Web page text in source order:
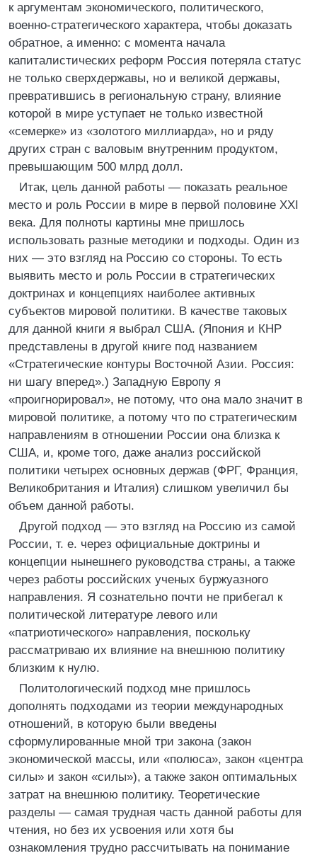
к аргументам экономического, политического,
военно-стратегического характера, чтобы доказать
обратное, а именно: с момента начала
капиталистических реформ Россия потеряла статус
не только сверхдержавы, но и великой державы,
превратившись в региональную страну, влияние
которой в мире уступает не только известной
«семерке» из «золотого миллиарда», но и ряду
других стран с валовым внутренним продуктом,
превышающим 500 млрд долл.
Итак, цель данной работы — показать реальное
место и роль России в мире в первой половине XXI
века. Для полноты картины мне пришлось
использовать разные методики и подходы. Один из
них — это взгляд на Россию со стороны. То есть
выявить место и роль России в стратегических
доктринах и концепциях наиболее активных
субъектов мировой политики. В качестве таковых
для данной книги я выбрал США. (Япония и КНР
представлены в другой книге под названием
«Стратегические контуры Восточной Азии. Россия:
ни шагу вперед».) Западную Европу я
«проигнорировал», не потому, что она мало значит в
мировой политике, а потому что по стратегическим
направлениям в отношении России она близка к
США, и, кроме того, даже анализ российской
политики четырех основных держав (ФРГ, Франция,
Великобритания и Италия) слишком увеличил бы
объем данной работы.
Другой подход — это взгляд на Россию из самой
России, т. е. через официальные доктрины и
концепции нынешнего руководства страны, а также
через работы российских ученых буржуазного
направления. Я сознательно почти не прибегал к
политической литературе левого или
«патриотического» направления, поскольку
рассматриваю их влияние на внешнюю политику
близким к нулю.
Политологический подход мне пришлось
дополнять подходами из теории международных
отношений, в которую были введены
сформулированные мной три закона (закон
экономической массы, или «полюса», закон «центра
силы» и закон «силы»), а также закон оптимальных
затрат на внешнюю политику. Теоретические
разделы — самая трудная часть данной работы для
чтения, но без их усвоения или хотя бы
ознакомления трудно рассчитывать на понимание